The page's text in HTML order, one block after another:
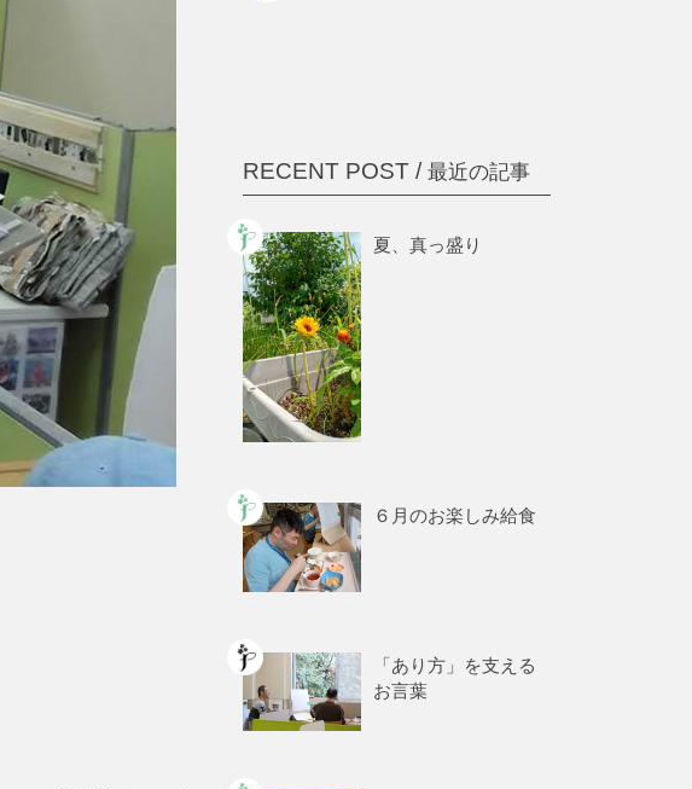
RECENT POST / 最近の記事
夏、真っ盛り
６月のお楽しみ給食
「あり方」を支える
お言葉